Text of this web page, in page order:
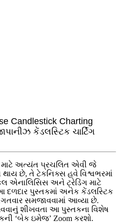
Candlestick Charting
કેંડલસ્ટિક ચાર્ટિંગ
માટે અત્યંત પ્રચલિત એવી જે
છે, તે ટેકનિક્સ હવે વિશ્વભરમાં
એનાલિસિસ અને ટ્રેડિંગ માટે
પુસ્તકમાં અનેક કેંડલસ્ટિક
સમજાવવામાં આવ્યા છે.
શીખવતા આ પુસ્તકના વિશેષ
‘બેક ઇમેજ’ Zoom કરશો.